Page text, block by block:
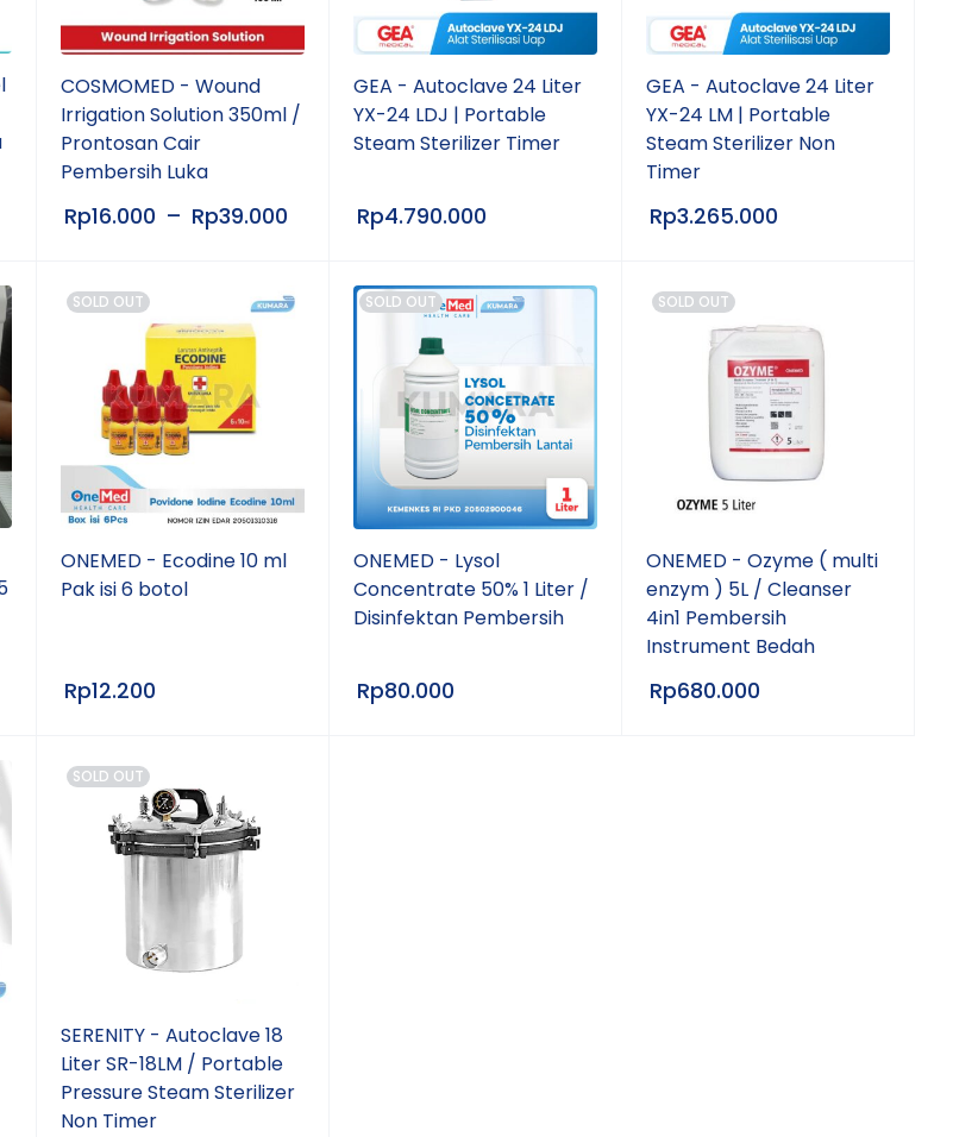
COSMOMED - Wound
Irrigation Solution 350ml /
Prontosan Cair
Pembersih Luka
Rp16.000 – Rp39.000
GEA - Autoclave 24 Liter
YX-24 LDJ | Portable
Steam Sterilizer Timer
Rp4.790.000
GEA - Autoclave 24 Liter
YX-24 LM | Portable
Steam Sterilizer Non
Timer
Rp3.265.000
SOLD OUT
ONEMED - Ecodine 10 ml
Pak isi 6 botol
Rp12.200
SOLD OUT
ONEMED - Lysol
Concentrate 50% 1 Liter /
Disinfektan Pembersih
Rp80.000
SOLD OUT
ONEMED - Ozyme ( multi
enzym ) 5L / Cleanser
4in1 Pembersih
Instrument Bedah
Rp680.000
SOLD OUT
SERENITY - Autoclave 18
Liter SR-18LM / Portable
Pressure Steam Sterilizer
Non Timer